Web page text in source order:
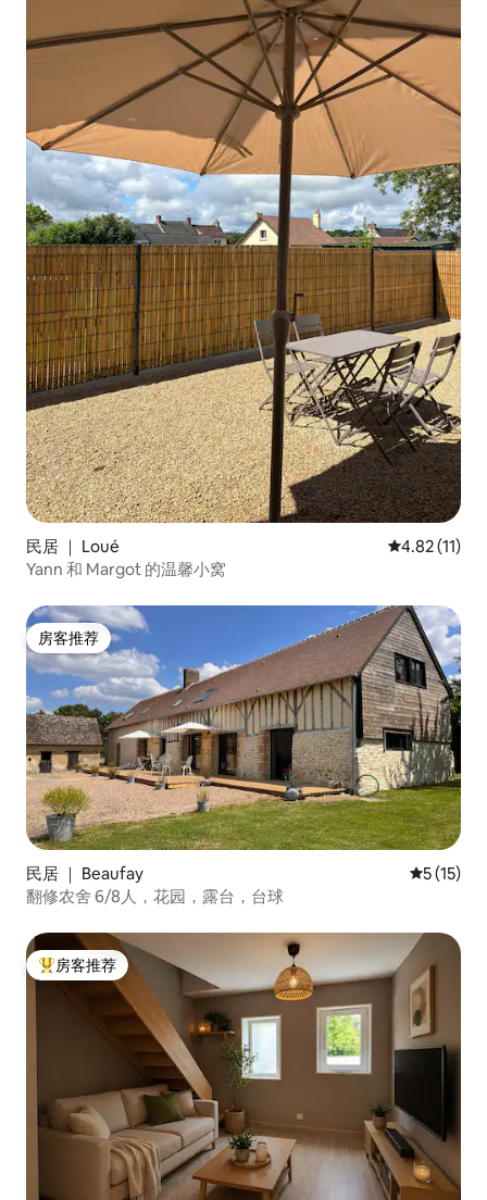
民居 ｜ Loué 平均评分
4.82 (11)
Yann 和 Margot 的温馨小窝
房客推荐
房客推荐
民居 ｜ Beaufay 平均评分
5 (15)
翻修农舍 6/8人，花园，露台，台球
热门「房客推荐」
房客推荐